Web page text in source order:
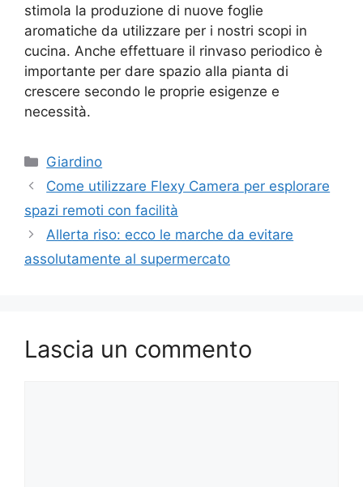
stimola la produzione di nuove foglie
aromatiche da utilizzare per i nostri scopi in
cucina. Anche effettuare il rinvaso periodico è
importante per dare spazio alla pianta di
crescere secondo le proprie esigenze e
necessità.
Categorie
Giardino
Come utilizzare Flexy Camera per esplorare
spazi remoti con facilità
Allerta riso: ecco le marche da evitare
assolutamente al supermercato
Lascia un commento